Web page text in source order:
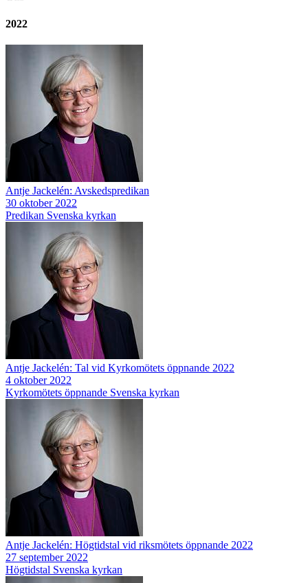
2022
Antje Jackelén: Avskedspredikan
30 oktober 2022
Predikan Svenska kyrkan
Antje Jackelén: Tal vid Kyrkomötets öppnande 2022
4 oktober 2022
Kyrkomötets öppnande Svenska kyrkan
Antje Jackelén: Högtidstal vid riksmötets öppnande 2022
27 september 2022
Högtidstal Svenska kyrkan